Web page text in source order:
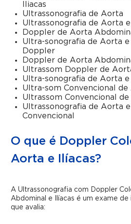
Iliacas
Ultrassonografia de Aorta
Ultrassonografia de Aorta e
Doppler de Aorta
Ultra-sonografia de Aorta e
Doppler
Doppler de Aorta
Ultrassom Doppler de
Ultra-sonografia de Aorta e
Ultra-som Convencional de
Ultrassom Convencional
Ultrassonografia de Aorta e
Convencional
O que é Doppler
Aorta e Ilíacas?
A Ultrassonografia com Doppler
Abdominal e Ilíacas é um exame de
que avalia: